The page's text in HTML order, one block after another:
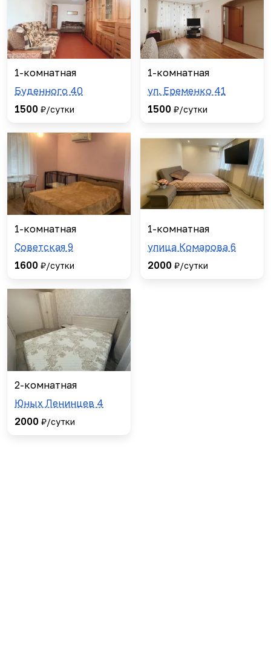
1-комнатная
Буденного 40
1500 ₽/сутки
1-комнатная
ул. Еременко 41
1500 ₽/сутки
1-комнатная
Советская 9
1600 ₽/сутки
1-комнатная
улица Комарова 6
2000 ₽/сутки
2-комнатная
Юных Ленинцев 4
2000 ₽/сутки